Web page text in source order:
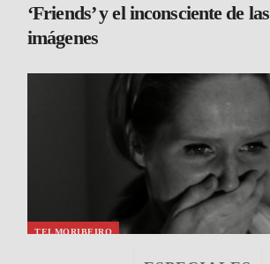
‘Friends’ y el inconsciente de las
imágenes
TELMORIBEIRO